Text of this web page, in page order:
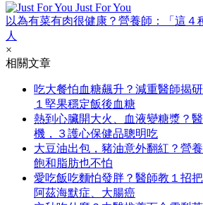
Just For You
以為有菜有肉很健康？營養師：「這４
人
×
相關文章
吃大餐怕血糖飆升？減重醫師揭
１堅果穩定飯後血糖
熱到心臟開大火、血液變糖漿？
機，３護心保健品聰明吃
大豆油出包，豬油意外翻紅？營
飽和脂肪也不怕
愛吃飯吃麵怕發胖？醫師教１招
阿茲海默症、大腸癌